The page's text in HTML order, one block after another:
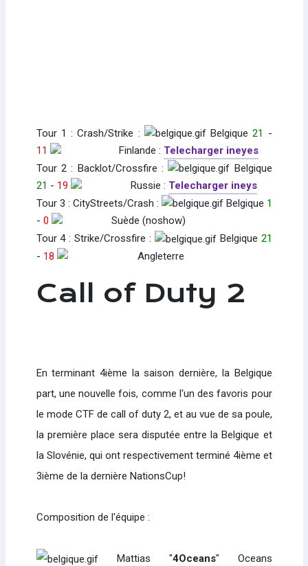
Tour 1 : Crash/Strike : Belgique21 -
11
Finlande : Telecharger ineyes
Tour 2 : Backlot/Crossfire :
Belgique
21 - 19 Russie : Telecharger ineys
Tour 3 : CityStreets/Crash :
Belgique 1
- 0
Suède (noshow)
Tour 4 : Strike/Crossfire :
Belgique 21
- 18 Angleterre
Call of Duty 2
En terminant 4ième la saison dernière, la Belgique
part, une nouvelle fois, comme l'un des favoris pour
le mode CTF de call of duty 2, et au vue de sa poule,
la première place sera disputée entre la Belgique et
la Slovénie, qui ont respectivement terminé 4ième et
3ième de la dernière NationsCup!
Composition de l'équipe :
Mattias "4Oceans" Oceans